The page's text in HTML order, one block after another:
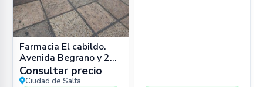
Farmacia El cabildo.
Avenida Begrano y 25
de Mayo. Salta
Consultar precio
Ciudad de Salta